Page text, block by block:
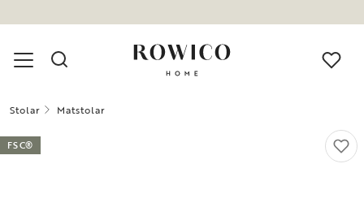
Stolar Matstolar
FSC®